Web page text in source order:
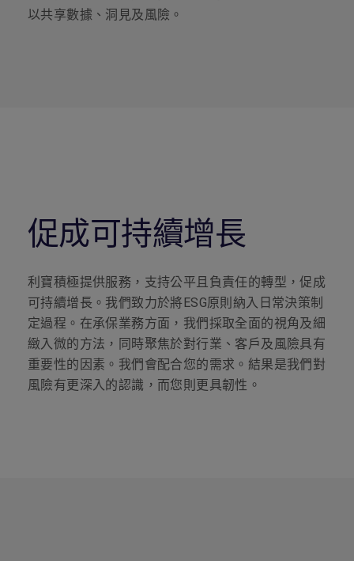
以共享數據、洞見及風險。
促成可持續增長
利寶積極提供服務，支持公平且負責任的轉型，促成
可持續增長。我們致力於將ESG原則納入日常決策制
定過程。在承保業務方面，我們採取全面的視角及細
緻入微的方法，同時聚焦於對行業、客戶及風險具有
重要性的因素。我們會配合您的需求。結果是我們對
風險有更深入的認識，而您則更具韌性。